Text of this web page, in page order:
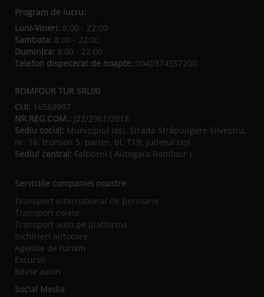
Program de lucru:
Luni-Vineri: 8:00 - 22:00
Sambata: 8:00 - 22:00
Duminica: 8:00 - 22:00
Telefon dispecerat de noapte: 0040374557200
ROMFOUR TUR SRL00
CUI: 16568997
NR.REG.COM.: J22/2961/2018
Sediu social: Municipiul Iaşi, Strada Străpungere Silvestru,
nr. 16, tronson 5, parter, bl. T1B, Județul Iaşi
Sediul central: Falticeni ( Autogara Romfour )
Serviciile companiei noastre
Transport international de persoane
Transport colete
Transport auto pe platforma
Inchirieri autocare
Agentie de turism
Excursii
Bilete avion
Social Media